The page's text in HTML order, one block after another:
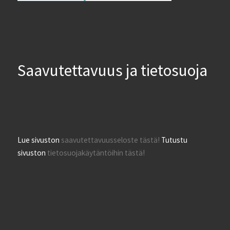
Saavutettavuus ja tietosuoja
Lue sivustonsaavutettavuusseloste tästä! Tutustu
sivuston tietosuojakäytäntöihin tästä!